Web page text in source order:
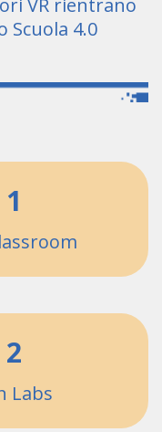
Scuola 4.0
Labs